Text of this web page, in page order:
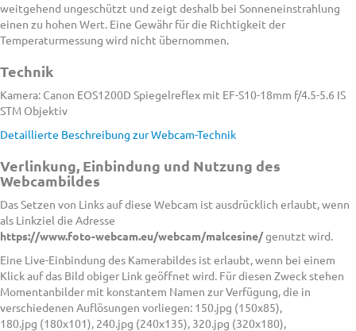
weitgehend ungeschützt und zeigt deshalb bei Sonneneinstrahlung
einen zu hohen Wert. Eine Gewähr für die Richtigkeit der
Temperaturmessung wird nicht übernommen.
Technik
Kamera: Canon EOS1200D Spiegelreflex mit EF-S10-18mm f/4.5-5.6 IS
STM Objektiv
Detaillierte Beschreibung zur Webcam-Technik
Verlinkung, Einbindung und Nutzung des
Webcambildes
Das Setzen von Links auf diese Webcam ist ausdrücklich erlaubt, wenn
als Linkziel die Adresse
https://www.foto-webcam.eu/webcam/malcesine/genutzt wird.
Eine Live-Einbindung des Kamerabildes ist erlaubt, wenn bei einem
Klick auf das Bild obiger Link geöffnet wird. Für diesen Zweck stehen
Momentanbilder mit konstantem Namen zur Verfügung, die in
verschiedenen Auflösungen vorliegen: 150.jpg (150x85),
180.jpg (180x101), 240.jpg (240x135), 320.jpg (320x180),